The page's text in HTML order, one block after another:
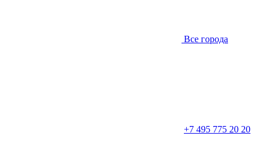
Все города
+7 495 775 20 20